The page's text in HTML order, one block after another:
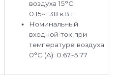
воздуха 15°C:
0.15~1.38 кВт
Номинальный
входной ток при
температуре воздуха
0°C (А): 0.67~5.77